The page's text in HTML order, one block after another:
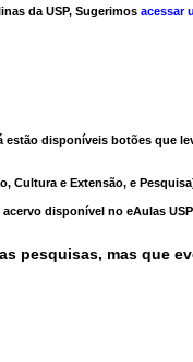
da USP, Sugerimos acessar
disponíveis botões que
Cultura e Extensão, e
disponível no eAulas
pesquisas, mas que